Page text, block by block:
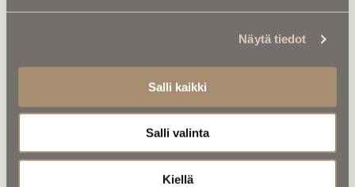
Näytä tiedot
Salli kaikki
Salli valinta
Kiellä
Kuka kustantaa